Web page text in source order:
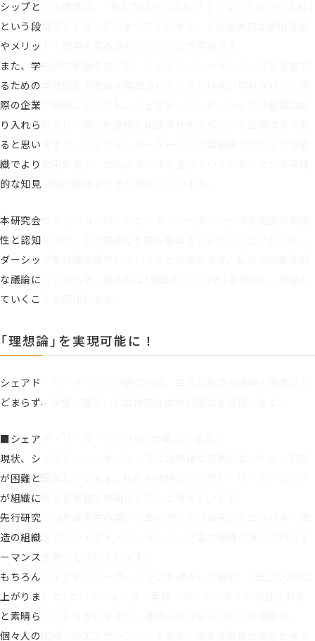
シップという概念は、「考え方はいいよね」「そうなったらいいよね」
という段階でとどまってしまうことが多く、その具体的な適用方法
やメリット・効果を掴みきれていないのが実情です。
また、学術的な側面を見ても、シェアド・リーダーシップを促進す
るための具体的な方法論が確立されているとは言い切れません。実
際の企業や組織においても、シェアド・リーダーシップの要素は取
り入れられたり、近い思想観で組織作りをされている企業は多々あ
ると思いますが、シェアド・リーダーシップ型組織がどのような組
織でより効果が高く、どのように作り上げていくのか、という実践
的な知見（実践知）はまだまだ不足しています。
本研究会のミッションは、シェアド・リーダーシップ型組織の有用
性と認知を広げ、その実践知を積み重ねることで、シェアド・リー
ダーシップ型組織を増やしていくことにあります。私たちは概念的
な議論にとどまらず、具体的な「組織のつくり方」を探求し、実証し
ていくことを目指します。
「理想論」を実現可能に！
シェアド・リーダーシップ研究会は、単なる概念の理解・探求にと
どまらず、実証に基づいた具体的な成果の確立を目指します。
■シェアド・リーダーシップの「定義」と「測定」
現状、シェアド・リーダーシップには明確な定義がないため、測定
が困難と理解しています。私たちは特にシェアド・リーダーシップ
が組織に与える影響を明確にしたいと考えています。
先行研究では不確実性の高い仕事においては従来のヒエラルキー構
造の組織よりもシェアド・リーダーシップ型の組織のほうがパフォ
ーマンスが良いとされています。
もちろんシェアド・リーダーシップを導入した結果、「売上が2倍に
上がりました」といったような、業績へのインパクトが実証される
と素晴らしいとは思いますが、業績以外にもメンバーの関係性、
個々人の組織へのエンゲージメントなど、様々な影響があると考え